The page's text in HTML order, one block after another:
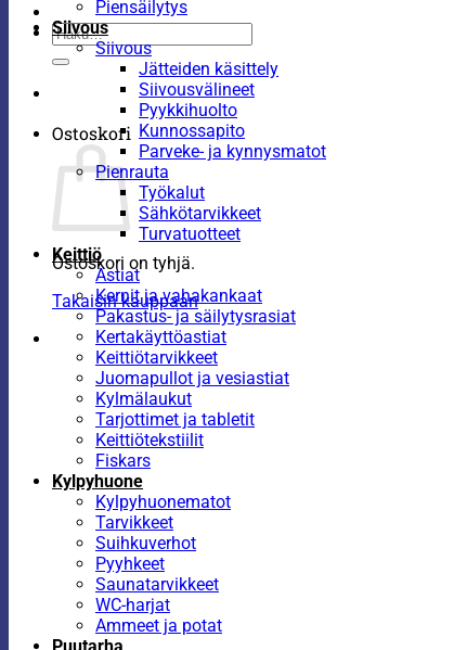
Etsi:
Ostoskori
Ostoskori on tyhjä.
Takaisin kauppaan
Piensäilytys
Siivous
Siivous
Jätteiden käsittely
Siivousvälineet
Pyykkihuolto
Kunnossapito
Parveke- ja kynnysmatot
Pienrauta
Työkalut
Sähkötarvikkeet
Turvatuotteet
Keittiö
Astiat
Kernit ja vahakankaat
Pakastus- ja säilytysrasiat
Kertakäyttöastiat
Keittiötarvikkeet
Juomapullot ja vesiastiat
Kylmälaukut
Tarjottimet ja tabletit
Keittiötekstiilit
Fiskars
Kylpyhuone
Kylpyhuonematot
Tarvikkeet
Suihkuverhot
Pyyhkeet
Saunatarvikkeet
WC-harjat
Ammeet ja potat